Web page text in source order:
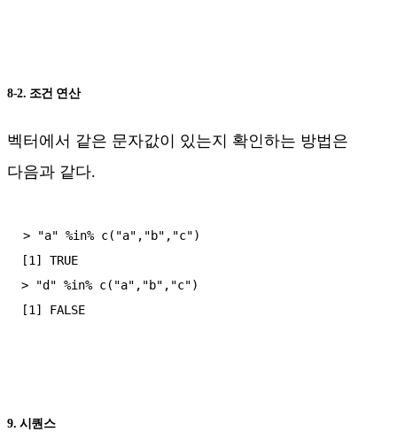
8-2. 조건 연산
벡터에서 같은 문자값이 있는지 확인하는 방법은
다음과 같다.
> "a" %in% c("a","b","c")
[1] TRUE
> "d" %in% c("a","b","c")
9. 시퀀스